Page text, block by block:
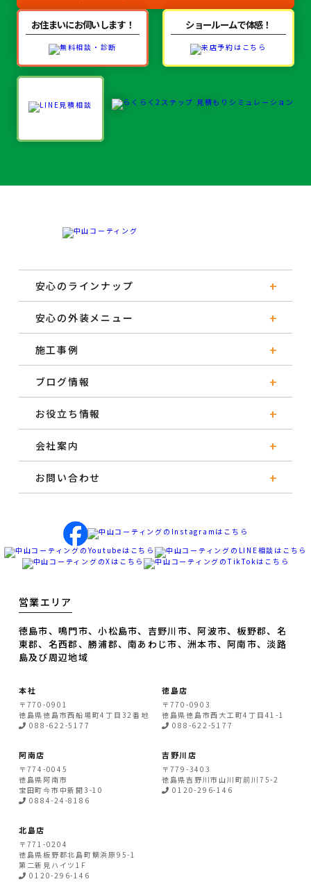
お住まいにお伺いします！ ショールームで体感！
安心のラインナップ
安心の外装メニュー
施工事例
ブログ情報
お役立ち情報
会社案内
お問い合わせ
営業エリア
徳島市、鳴門市、小松島市、吉野川市、阿波市、板野郡、名
東郡、名西郡、勝浦郡、南あわじ市、洲本市、阿南市、淡路
島及び周辺地域
本社
〒770-0901
徳島県徳島市西船場町4丁目32番地
088-622-5177
徳島店
〒770-0903
徳島県徳島市西大工町4丁目41-1
088-622-5177
阿南店
〒774-0045
徳島県 阿南市
宝田町今市中新開3-10
0884-24-8186
吉野川店
〒779-3403
徳島県吉野川市 山川町前川75-2
0120-296-146
北島店
〒771-0204
徳島県板野郡北島町鯛浜原95-1
第二新見ハイツ1F
0120-296-146